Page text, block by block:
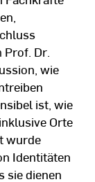
Dr.
wie
ist, wie
Orte
wurde
Identitäten
sie dienen